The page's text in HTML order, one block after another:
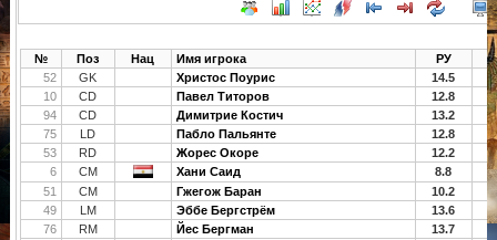
№ Поз Нац Имя игрока РУ
52
GK Христос Поурис 14.5
10
CD Павел Титоров 12.8
94
CD Димитрие Костич 13.2
75
LD Пабло Пальянте 12.8
53
RD Жорес Окоре 12.2
6
CM Хани Саид 8.8
51
CM Гжегож Баран 10.2
49
LM Эббе Бергстрём 13.6
76
RM Йес Бергман 13.7